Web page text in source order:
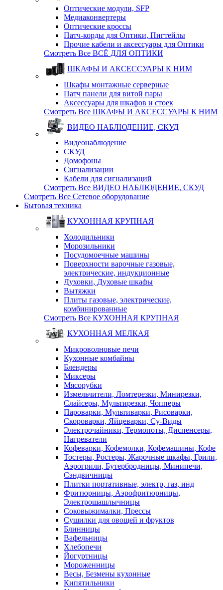
Оптические модули, SFP
Медиаконвертеры
Оптические кросcы
Патч-корды для Оптики, Пигтейлы
Прочие кабели и аксессуары для Оптики
Смотреть Все ВСЁ ДЛЯ ОПТИКИ
ШКАФЫ И АКСЕССУАРЫ К НИМ
Шкафы монтажные серверные
Патч панели для витой пары
Аксессуары для шкафов и стоек
Смотреть Все ШКАФЫ И АКСЕССУАРЫ К НИМ
ВИДЕО НАБЛЮДЕНИЕ, СКУД
Видеонаблюдение
СКУД
Домофоны
Сигнализации
Кабели для сигнализаций
Смотреть Все ВИДЕО НАБЛЮДЕНИЕ, СКУД
Смотреть Все Сетевое оборудование
Бытовая техника
КУХОННАЯ КРУПНАЯ
Холодильники
Морозильники
Посудомоечные машины
Поверхности варочные газовые,
электрические, индукционные
Духовки, Духовые шкафы
Вытяжки
Плиты газовые, электрические,
комбинированные
Смотреть Все КУХОННАЯ КРУПНАЯ
КУХОННАЯ МЕЛКАЯ
Микроволновые печи
Кухонные комбайны
Блендеры
Миксеры
Мясорубки
Измельчители, Ломтерезки, Минирезки,
Слайсеры, Мультирезки, Чопперы
Пароварки, Мультиварки, Рисоварки,
Скороварки, Яйцеварки, Су-Виды
Электрочайники, Термопоты, Диспенсеры,
Нагреватели
Кофеварки, Кофемолки, Кофемашины, Кофе
Тостеры, Ростеры, Жарочные шкафы, Грили,
Аэрогрили, Бутербродницы, Минипечи,
Сэндвичницы
Плитки портативные, электр, газ, инд
Фритюрницы, Аэрофритюрницы,
Электрошашлычницы
Соковыжималки, Прессы
Сушилки для овощей и фруктов
Блинницы
Вафельницы
Хлебопечи
Йогуртницы
Мороженницы
Весы, Безмены кухонные
Кипятильники